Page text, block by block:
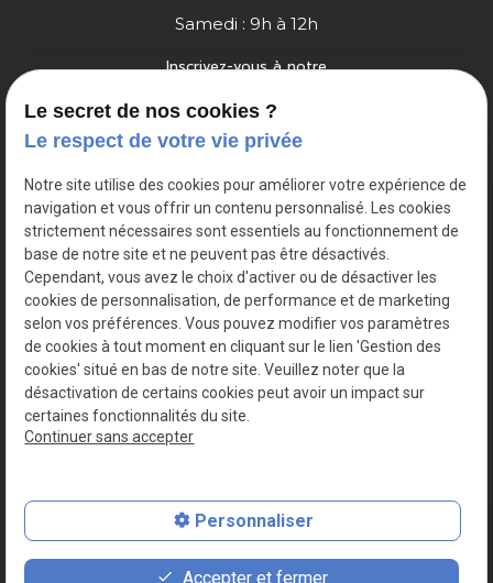
Samedi : 9h à 12h
Inscrivez-vous à notre
Newsletter
Mentions légales
Politique de confidentialité
Plan du site
Gestion des cookies
place contact_page phone
Le secret de nos cookies ?
Le respect de votre vie privée
Notre site utilise des cookies pour améliorer votre expérience de
navigation et vous offrir un contenu personnalisé. Les cookies
strictement nécessaires sont essentiels au fonctionnement de
base de notre site et ne peuvent pas être désactivés.
Cependant, vous avez le choix d'activer ou de désactiver les
cookies de personnalisation, de performance et de marketing
selon vos préférences. Vous pouvez modifier vos paramètres
de cookies à tout moment en cliquant sur le lien 'Gestion des
cookies' situé en bas de notre site. Veuillez noter que la
désactivation de certains cookies peut avoir un impact sur
certaines fonctionnalités du site.
Continuer sans accepter
Personnaliser
Accepter et fermer